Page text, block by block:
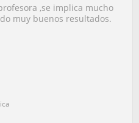
,se implica mucho
muy buenos resultados.